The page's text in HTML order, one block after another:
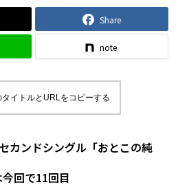
Share
note
タイトルとURLをコピーする
カンドシングル「おとこの純
回で11回目